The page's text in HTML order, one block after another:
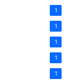
1
1
1
1
1